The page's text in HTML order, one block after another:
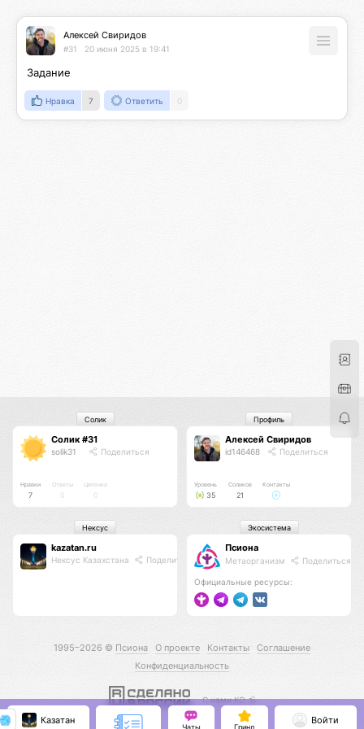
Алексей Свиридов
#31 20 июня 2025 в 19:41
Задание
Нравка 7 Ответить 0
Солик #31
solik31 Поделиться
Нравки
7
Ответы
0
Цепочка
0
Солик
Алексей Свиридов
id146468 Поделиться
Уровень
35
Соликов
21
Контакты
Профиль
kazatan.ru
Нексус Казахстана Поделиться
Нексус
Псиона
Метаорганизм Поделиться
Официальные ресурсы:
Экосистема
1995–2026 © Псиона О проекте Контакты
Соглашение
Конфиденциальность
С нами КО 🕉️
Казатан
Чаты Гринд
Войти